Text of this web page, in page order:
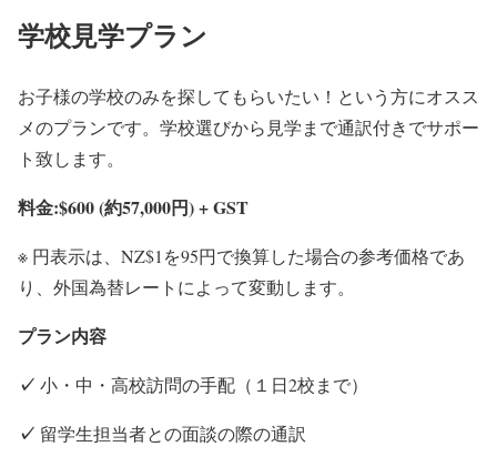
学校見学プラン
お子様の学校のみを探してもらいたい！という方にオスス
メのプランです。学校選びから見学まで通訳付きでサポー
ト致します。
料金:$600 (約57,000円) + GST
※ 円表示は、NZ$1を95円で換算した場合の参考価格であ
り、外国為替レートによって変動します。
プラン内容
✓ 小・中・高校訪問の手配（１日2校まで）
✓ 留学生担当者との面談の際の通訳